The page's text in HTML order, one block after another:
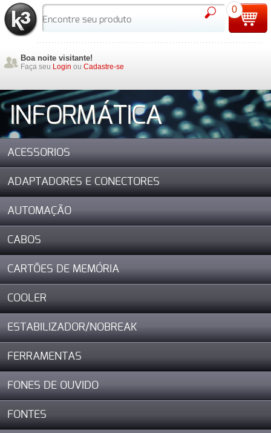
Boa noite visitante!
Faça seu Login ou Cadastre-se
0
INFORMÁTICA
ACESSORIOS
ADAPTADORES E CONECTORES
AUTOMAÇÃO
CABOS
CARTÕES DE MEMÓRIA
COOLER
ESTABILIZADOR/NOBREAK
FERRAMENTAS
FONES DE OUVIDO
FONTES